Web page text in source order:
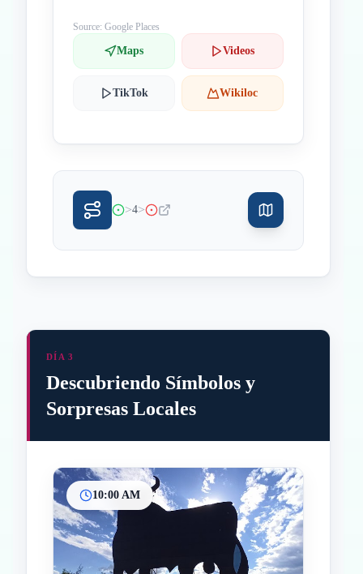
Source: Google Places
Maps Videos
TikTok Wikiloc
>4>
Paradas intermedias
DÍA 3
Descubriendo Símbolos y
Sorpresas Locales
10:00 AM